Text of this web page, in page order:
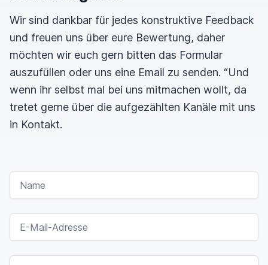
Wir sind dankbar für jedes konstruktive Feedback
und freuen uns über eure Bewertung, daher
möchten wir euch gern bitten das Formular
auszufüllen oder uns eine Email zu senden. “Und
wenn ihr selbst mal bei uns mitmachen wollt, da
tretet gerne über die aufgezählten Kanäle mit uns
in Kontakt.
NAME
E-MAIL-ADRESSE
NACHRICHT